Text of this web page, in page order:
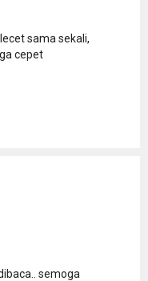
sama sekali,
cepet
semoga